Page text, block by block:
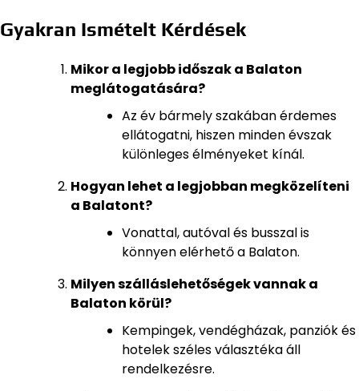
Gyakran Ismételt Kérdések
Mikor a legjobb időszak a Balaton
meglátogatására?
Az év bármely szakában érdemes
ellátogatni, hiszen minden évszak
különleges élményeket kínál.
Hogyan lehet a legjobban megközelíteni
a Balatont?
Vonattal, autóval és busszal is
könnyen elérhető a Balaton.
Milyen szálláslehetőségek vannak a
Balaton körül?
Kempingek, vendégházak, panziók és
hotelek széles választéka áll
rendelkezésre.